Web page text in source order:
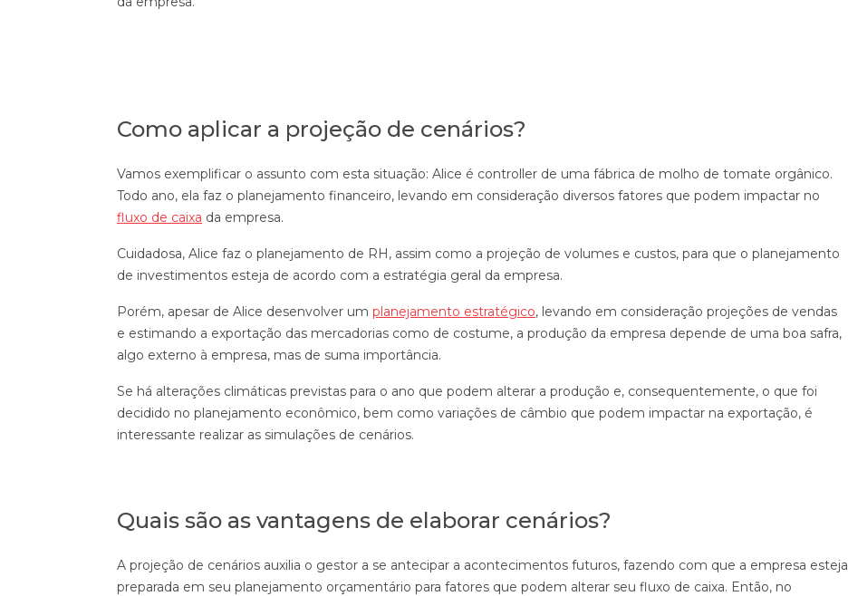
Como aplicar a projeção de cenários?
Vamos exemplificar o assunto com esta situação: Alice é controller de uma fábrica de molho de tomate orgânico.
Todo ano, ela faz o planejamento financeiro, levando em consideração diversos fatores que podem impactar no
fluxo de caixa da empresa.
Cuidadosa, Alice faz o planejamento de RH, assim como a projeção de volumes e custos, para que o planejamento
de investimentos esteja de acordo com a estratégia geral da empresa.
Porém, apesar de Alice desenvolver um planejamento estratégico, levando em consideração projeções de vendas
e estimando a exportação das mercadorias como de costume, a produção da empresa depende de uma boa safra,
algo externo à empresa, mas de suma importância.
Se há alterações climáticas previstas para o ano que podem alterar a produção e, consequentemente, o que foi
decidido no planejamento econômico, bem como variações de câmbio que podem impactar na exportação, é
interessante realizar as simulações de cenários.
Quais são as vantagens de elaborar cenários?
A projeção de cenários auxilia o gestor a se antecipar a acontecimentos futuros, fazendo com que a empresa esteja
preparada em seu planejamento orçamentário para fatores que podem alterar seu fluxo de caixa. Então, no